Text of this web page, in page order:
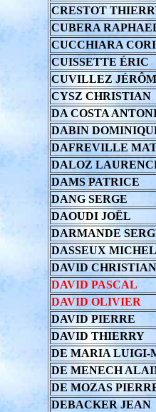
CRESTOT
CUBERA
CUCCHIARA
CUISSETTE ÉRIC
CUVILLEZ
CYSZ CHRISTIAN
DA COSTA
DABIN
DAFREVILLE
DALOZ
DAMS PATRICE
DANG SERGE
DAOUDI JOËL
DARMANDE
DASSEUX
DAVID
DAVID PASCAL
DAVID OLIVIER
DAVID PIERRE
DAVID THIERRY
DE MARIA LUIGI-
DE MENECH
DE MOZAS
DEBACKER JEAN